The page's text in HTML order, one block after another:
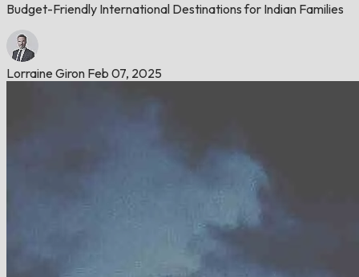
Budget-Friendly International Destinations for Indian Families
Lorraine Giron Feb 07, 2025